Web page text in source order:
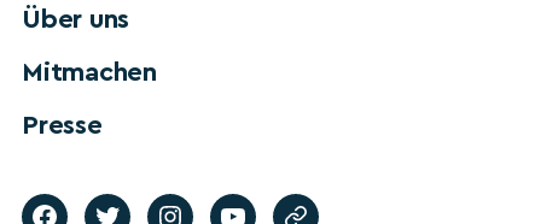
Über uns
Mitmachen
Presse